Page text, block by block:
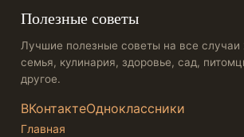
Полезные советы
Лучшие полезные советы на все
семья, кулинария, здоровье, сад,
другое.
ВКонтактеОдноклассники
Главная